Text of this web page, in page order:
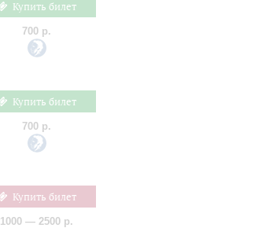
Купить билет
700 р.
Купить билет
700 р.
Купить билет
1000 — 2500 р.